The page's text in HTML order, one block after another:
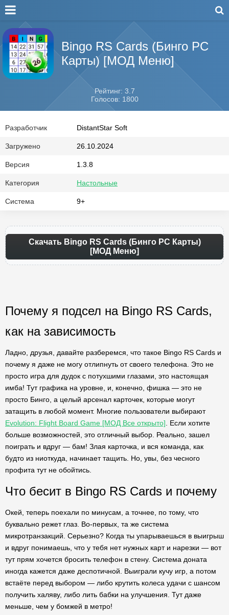
Bingo RS Cards (Бинго РС
Карты) [МОД Меню]
Рейтинг: 3.7
Голосов: 1800
Разработчик DistantStar Soft
Загружено 26.10.2024
Версия 1.3.8
Категория Настольные
Система 9+
Скачать Bingo RS Cards (Бинго РС Карты)
[МОД Меню]
Почему я подсел на Bingo RS Cards,
как на зависимость
Ладно, друзья, давайте разберемся, что такое Bingo RS Cards и
почему я даже не могу отлипнуть от своего телефона. Это не
просто игра для дудок с потухшими глазами, это настоящая
имба! Тут графика на уровне, и, конечно, фишка — это не
просто Бинго, а целый арсенал карточек, которые могут
затащить в любой момент. Многие пользователи выбирают
Evolution: Flight Board Game [МОД Все открыто] . Если хотите
больше возможностей, это отличный выбор. Реально, зашел
поиграть и вдруг — бам! Злая карточка, и вся команда, как
будто из ниоткуда, начинает тащить. Но, увы, без чесного
профита тут не обойтись.
Что бесит в Bingo RS Cards и почему
Окей, теперь поехали по минусам, а точнее, по тому, что
буквально режет глаз. Во-первых, та же система
микротранзакций. Серьезно? Когда ты упарываешься в выигрыш
и вдруг понимаешь, что у тебя нет нужных карт и нарезки — вот
тут прям хочется бросить телефон в стену. Система доната
иногда кажется даже деспотичной. Выиграли кучу игр, а потом
встаёте перед выбором — либо крутить колеса удачи с шансом
получить халяву, либо лить бабки на улучшения. Тут даже
меньше, чем у бомжей в метро!